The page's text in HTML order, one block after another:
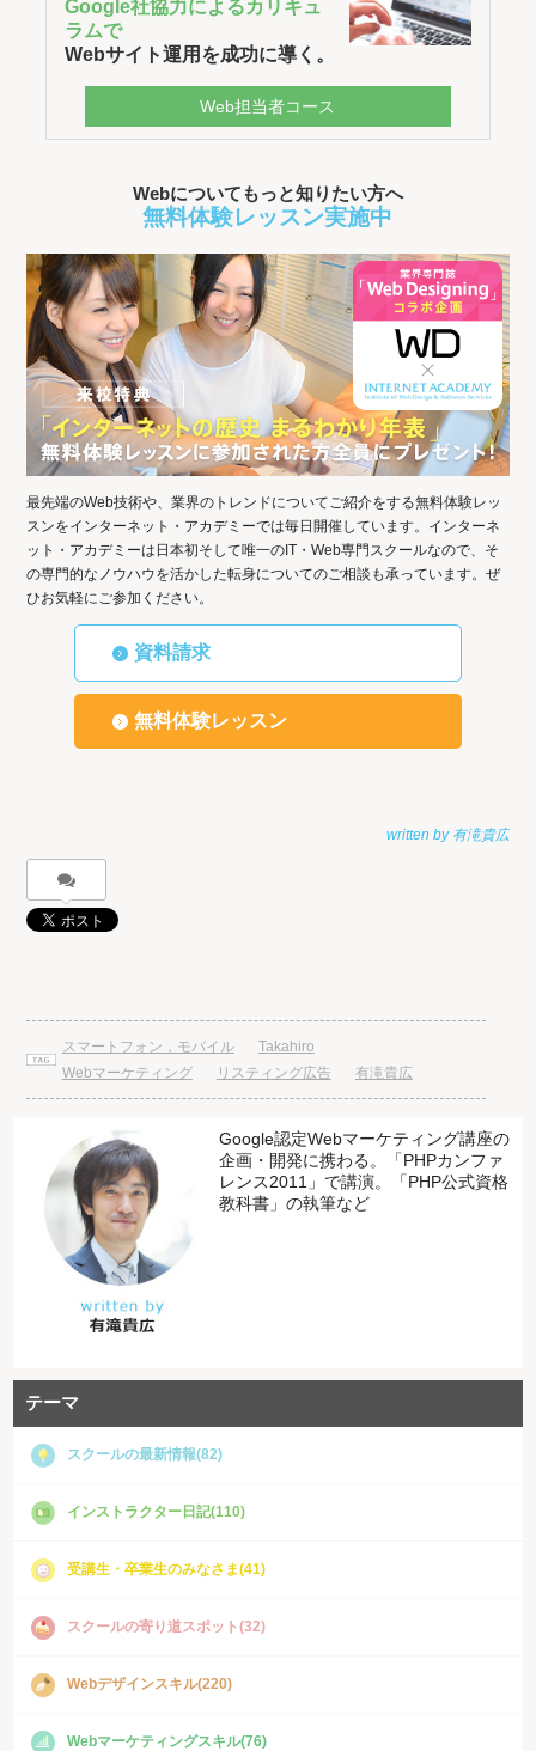
Google社協力によるカリキュ
ラムで
Webサイト運用を成功に導く。
Web担当者コース
Webについてもっと知りたい方へ
無料体験レッスン実施中
最先端のWeb技術や、業界のトレンドについてご紹介をする無料体験レッ
スンをインターネット・アカデミーでは毎日開催しています。インターネ
ット・アカデミーは日本初そして唯一のIT・Web専門スクールなので、そ
の専門的なノウハウを活かした転身についてのご相談も承っています。ぜ
ひお気軽にご参加ください。
資料請求
無料体験レッスン
スマートフォン，モバイル
Takahiro
Webマーケティング
リスティング広告 有滝貴広
Google認定Webマーケティング講座の
企画・開発に携わる。「PHPカンファ
レンス2011」で講演。「PHP公式資格
教科書」の執筆など
テーマ
スクールの最新情報(82)
インストラクター日記(110)
受講生・卒業生のみなさま(41)
スクールの寄り道スポット(32)
Webデザインスキル(220)
Webマーケティングスキル(76)